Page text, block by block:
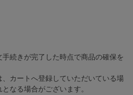
続きが完了した時点で商品の確保を
カートへ登録していただいている場
なる場合がございます。